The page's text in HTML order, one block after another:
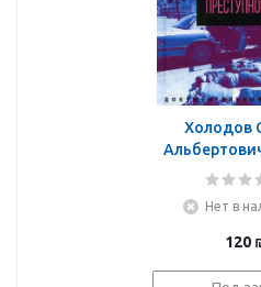
Холодов
Нет в
120